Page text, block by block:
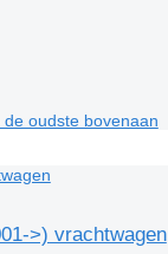
de oudste bovenaan
>) vrachtwagen